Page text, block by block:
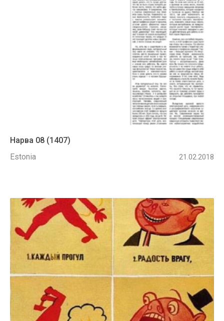
Нарва 08 (1407)
Estonia
21.02.2018